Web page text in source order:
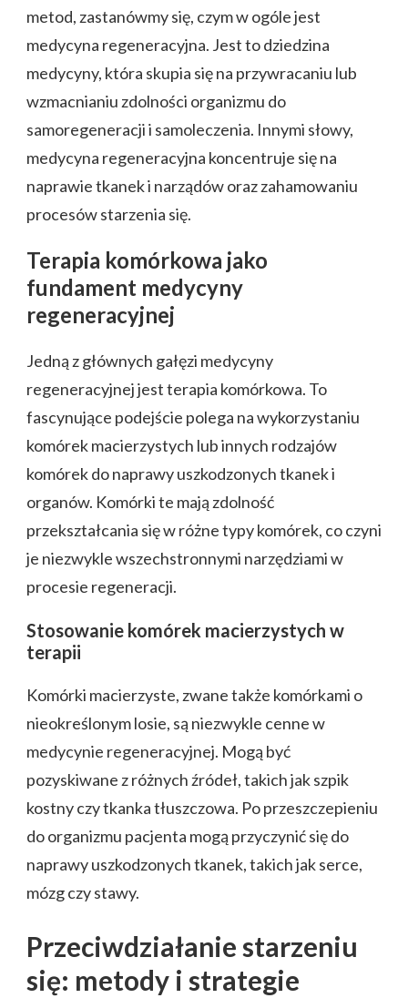
metod, zastanówmy się, czym w ogóle jest
medycyna regeneracyjna. Jest to dziedzina
medycyny, która skupia się na przywracaniu lub
wzmacnianiu zdolności organizmu do
samoregeneracji i samoleczenia. Innymi słowy,
medycyna regeneracyjna koncentruje się na
naprawie tkanek i narządów oraz zahamowaniu
procesów starzenia się.
Terapia komórkowa jako
fundament medycyny
regeneracyjnej
Jedną z głównych gałęzi medycyny
regeneracyjnej jest terapia komórkowa. To
fascynujące podejście polega na wykorzystaniu
komórek macierzystych lub innych rodzajów
komórek do naprawy uszkodzonych tkanek i
organów. Komórki te mają zdolność
przekształcania się w różne typy komórek, co czyni
je niezwykle wszechstronnymi narzędziami w
procesie regeneracji.
Stosowanie komórek macierzystych w
terapii
Komórki macierzyste, zwane także komórkami o
nieokreślonym losie, są niezwykle cenne w
medycynie regeneracyjnej. Mogą być
pozyskiwane z różnych źródeł, takich jak szpik
kostny czy tkanka tłuszczowa. Po przeszczepieniu
do organizmu pacjenta mogą przyczynić się do
naprawy uszkodzonych tkanek, takich jak serce,
mózg czy stawy.
Przeciwdziałanie starzeniu
się: metody i strategie